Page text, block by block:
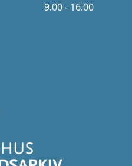
9.00 - 16.00